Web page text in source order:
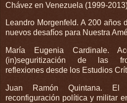
Chávez en Venezuela (1999-
Leandro Morgenfeld. A 200 años
nuevos desafíos para Nuestra
María Eugenia Cardinale.
(in)seguritización de las
reflexiones desde los Estudios
Juan Ramón Quintana.
reconfiguración política y militar